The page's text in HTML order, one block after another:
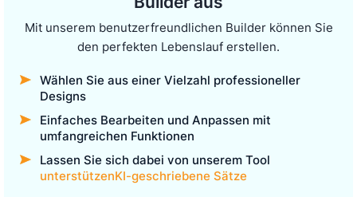
Mit unserem benutzerfreundlichen Builder können Sie
den perfekten Lebenslauf erstellen.
Wählen Sie aus einer Vielzahl professioneller
Designs
Einfaches Bearbeiten und Anpassen mit
umfangreichen Funktionen
Lassen Sie sich dabei von unserem Tool
unterstützenKI-geschriebene Sätze